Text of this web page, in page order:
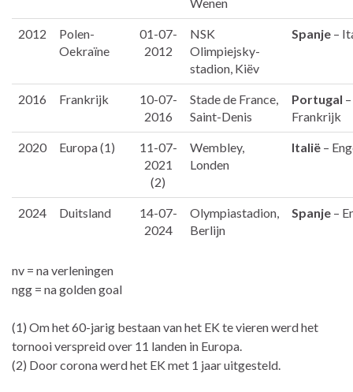
Wenen
2012
Polen-
Oekraïne
01-07-
2012
NSK
Olimpiejsky-
stadion, Kiëv
Spanje –
2016 Frankrijk
10-07-
2016
Stade de France,
Saint-Denis
Portugal –
Frankrijk
2020 Europa (1)
11-07-
2021
(2)
Wembley,
Londen
Italië –
2024 Duitsland
14-07-
2024
Olympiastadion,
Berlijn
Spanje –
nv = na verleningen
ngg = na golden goal
(1) Om het 60-jarig bestaan van het EK te vieren werd het
tornooi verspreid over 11 landen in Europa.
(2) Door corona werd het EK met 1 jaar uitgesteld.